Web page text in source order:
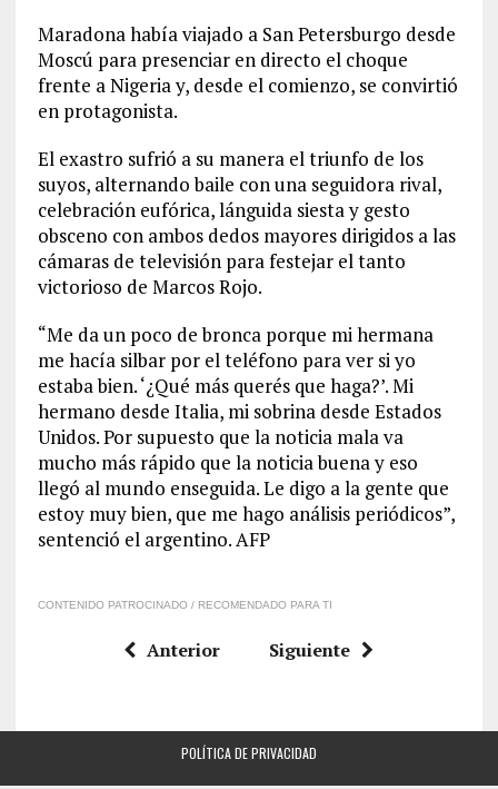
Maradona había viajado a San Petersburgo desde
Moscú para presenciar en directo el choque
frente a Nigeria y, desde el comienzo, se convirtió
en protagonista.
El exastro sufrió a su manera el triunfo de los
suyos, alternando baile con una seguidora rival,
celebración eufórica, lánguida siesta y gesto
obsceno con ambos dedos mayores dirigidos a las
cámaras de televisión para festejar el tanto
victorioso de Marcos Rojo.
“Me da un poco de bronca porque mi hermana
me hacía silbar por el teléfono para ver si yo
estaba bien. ‘¿Qué más querés que haga?’. Mi
hermano desde Italia, mi sobrina desde Estados
Unidos. Por supuesto que la noticia mala va
mucho más rápido que la noticia buena y eso
llegó al mundo enseguida. Le digo a la gente que
estoy muy bien, que me hago análisis periódicos”,
sentenció el argentino. AFP
CONTENIDO PATROCINADO / RECOMENDADO PARA TI
Anterior Siguiente
POLÍTICA DE PRIVACIDAD